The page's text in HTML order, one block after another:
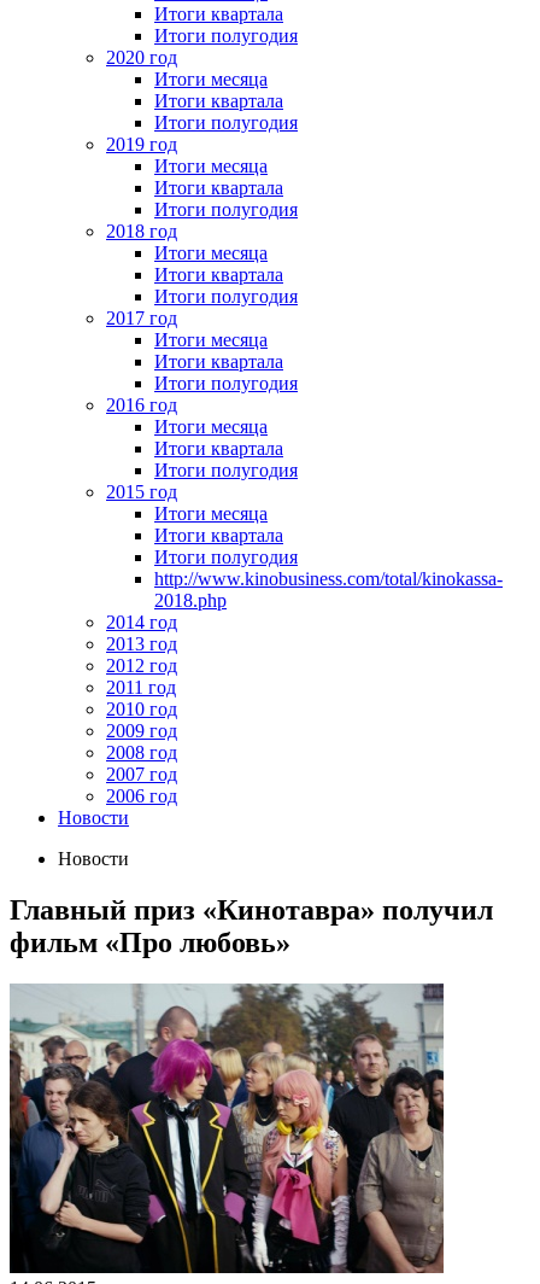
Итоги квартала
Итоги полугодия
2020 год
Итоги месяца
Итоги квартала
Итоги полугодия
2019 год
Итоги месяца
Итоги квартала
Итоги полугодия
2018 год
Итоги месяца
Итоги квартала
Итоги полугодия
2017 год
Итоги месяца
Итоги квартала
Итоги полугодия
2016 год
Итоги месяца
Итоги квартала
Итоги полугодия
2015 год
Итоги месяца
Итоги квартала
Итоги полугодия
http://www.kinobusiness.com/total/kinokassa-
2018.php
2014 год
2013 год
2012 год
2011 год
2010 год
2009 год
2008 год
2007 год
2006 год
Новости
Новости
Главный приз «Кинотавра» получил
фильм «Про любовь»